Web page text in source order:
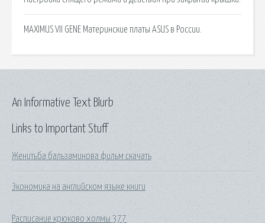
MAXIMUS VII GENE Материнские платы ASUS в России.
Links to Important Stuff
Женитьба бальзаминова фильм скачать
Экономика на английском языке книги
Расписание крюково холмы 377
An Informative Text Blurb